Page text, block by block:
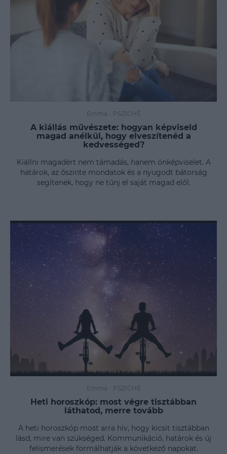
Emma - PSZICHÉ
A kiállás művészete: hogyan képviseld
magad anélkül, hogy elveszítenéd a
kedvességed?
Kiállni magadért nem támadás, hanem önképviselet. A
határok, az őszinte mondatok és a nyugodt bátorság
segítenek, hogy ne tűnj el saját magad elől.
Emma - PSZICHÉ
Heti horoszkóp: most végre tisztábban
láthatod, merre tovább
A heti horoszkóp most arra hív, hogy kicsit tisztábban
lásd, mire van szükséged. Kommunikáció, határok és új
felismerések formálhatják a következő napokat.